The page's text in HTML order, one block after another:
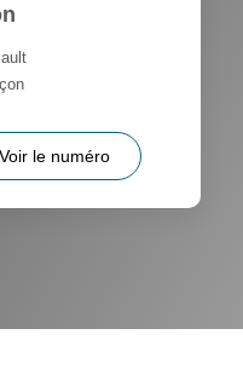
Voir le numéro